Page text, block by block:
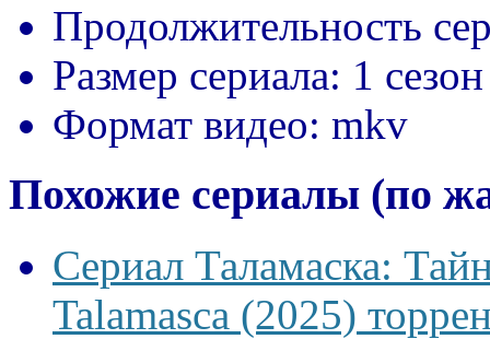
Продолжительность
Размер сериала: 1
Формат видео: mkv
Похожие сериалы (по
Сериал Таламаска:
Talamasca (2025)